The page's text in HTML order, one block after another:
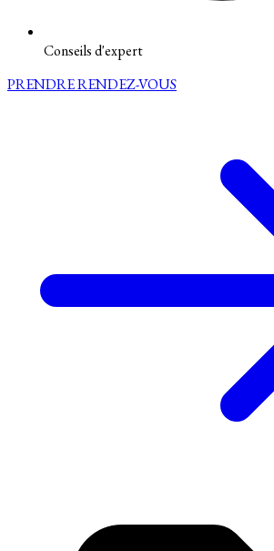
Conseils d'expert
PRENDRE RENDEZ-VOUS